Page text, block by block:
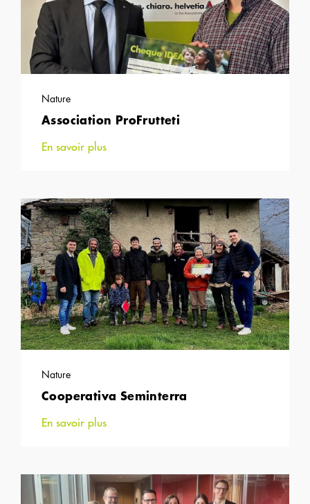
Nature
Association ProFrutteti
En savoir plus
Nature
Cooperativa Seminterra
En savoir plus